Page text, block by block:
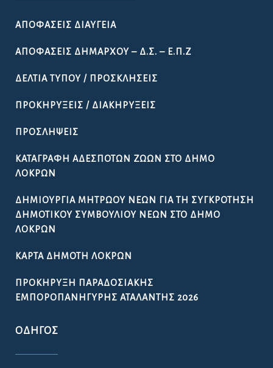
ΑΠΟΦΆΣΕΙΣ ΔΙΑΎΓΕΙΑ
ΑΠΟΦΆΣΕΙΣ ΔΗΜΆΡΧΟΥ – Δ.Σ. – Ε.Π.Ζ
ΔΕΛΤΊΑ ΤΎΠΟΥ / ΠΡΟΣΚΛΉΣΕΙΣ
ΠΡΟΚΗΡΎΞΕΙΣ / ΔΙΑΚΗΡΎΞΕΙΣ
ΠΡΟΣΛΉΨΕΙΣ
ΚΑΤΑΓΡΑΦΉ ΑΔΈΣΠΟΤΩΝ ΖΏΩΝ ΣΤΟ ΔΉΜΟ
ΛΟΚΡΏΝ
ΔΗΜΙΟΥΡΓΊΑ ΜΗΤΡΏΟΥ ΝΈΩΝ ΓΙΑ ΤΗ ΣΥΓΚΡΌΤΗΣΗ
ΔΗΜΟΤΙΚΟΎ ΣΥΜΒΟΥΛΊΟΥ ΝΈΩΝ ΣΤΟ ΔΉΜΟ
ΛΟΚΡΏΝ
ΚΆΡΤΑ ΔΗΜΌΤΗ ΛΟΚΡΏΝ
ΠΡΟΚΉΡΥΞΗ ΠΑΡΑΔΟΣΙΑΚΉΣ
ΕΜΠΟΡΟΠΑΝΉΓΥΡΗΣ ΑΤΑΛΆΝΤΗΣ 2026
ΟΔΗΓΌΣ